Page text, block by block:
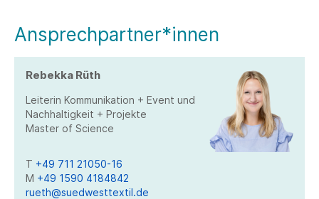
Ansprechpartner*innen
Rebekka Rüth
Leiterin Kommunikation + Event und
Nachhaltigkeit + Projekte
Master of Science
T +49 711 21050-16
M +49 1590 4184842
rueth@suedwesttextil.de